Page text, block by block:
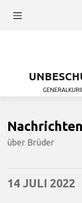
Nachrichten
über Brüder
14 JULI 2022